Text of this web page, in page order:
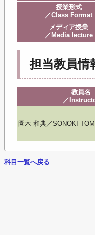
授業形式
／Class Format
メディア授業
／Media lecture
担当教員
教員名
／
園木 和典／SONOKI
科目一覧へ戻る